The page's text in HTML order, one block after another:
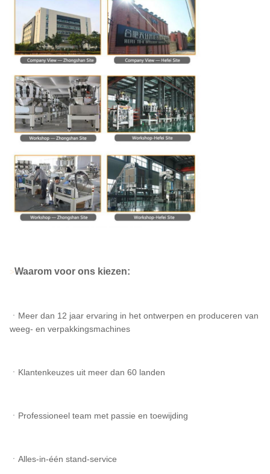
>Waarom voor ons kiezen:
ㆍMeer dan 12 jaar ervaring in het ontwerpen en produceren van
weeg- en verpakkingsmachines
ㆍKlantenkeuzes uit meer dan 60 landen
ㆍProfessioneel team met passie en toewijding
ㆍAlles-in-één stand-service